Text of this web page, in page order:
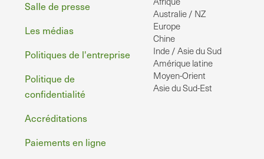
Australie / NZ
Europe
Chine
Inde / Asie du Sud
Amérique latine
Moyen-Orient
Asie du Sud-Est
de
page
Salle de presse
Les médias
Politiques de l'entreprise
Politique de
confidentialité
Accréditations
Paiements en ligne